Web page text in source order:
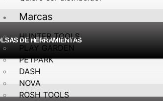
Marcas
HUNTER TOOLS
PLAY GARDEN
PETPARK
DASH
NOVA
ROSH TOOLS
DE HERRAMIENTAS